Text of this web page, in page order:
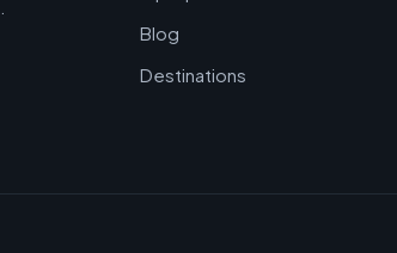
Blog
Destinations